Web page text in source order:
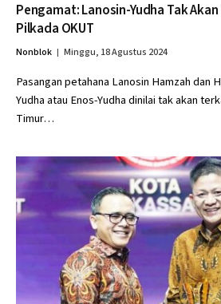
Pengamat: Lanosin-Yudha Tak
Pilkada OKUT
Nonblok Minggu, 18 Agustus 2024
Pasangan petahana Lanosin Hamzah dan
Yudha atau Enos-Yudha dinilai tak akan
Timur…